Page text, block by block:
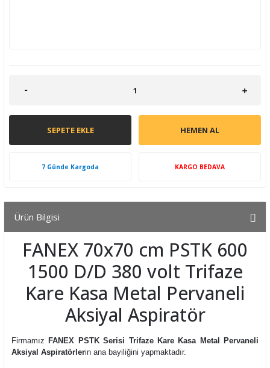
SEPETE EKLE HEMEN AL
7 Günde Kargoda KARGO BEDAVA
Ürün Bilgisi
FANEX 70x70 cm PSTK 600
1500 D/D 380 volt Trifaze
Kare Kasa Metal Pervaneli
Aksiyal Aspiratör
Firmamız FANEX PSTK Serisi Trifaze Kare Kasa Metal Pervaneli
Aksiyal Aspiratörlerin ana bayiliğini yapmaktadır.